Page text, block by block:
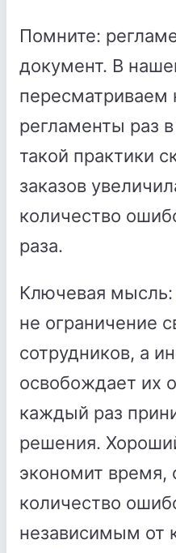
Помните:
документ. В
регламенты раз
такой практики
заказов
количество
раза.
Ключевая
не ограничение
сотрудников, а
освобождает их
каждый раз
решения.
экономит время,
количество
независимым от